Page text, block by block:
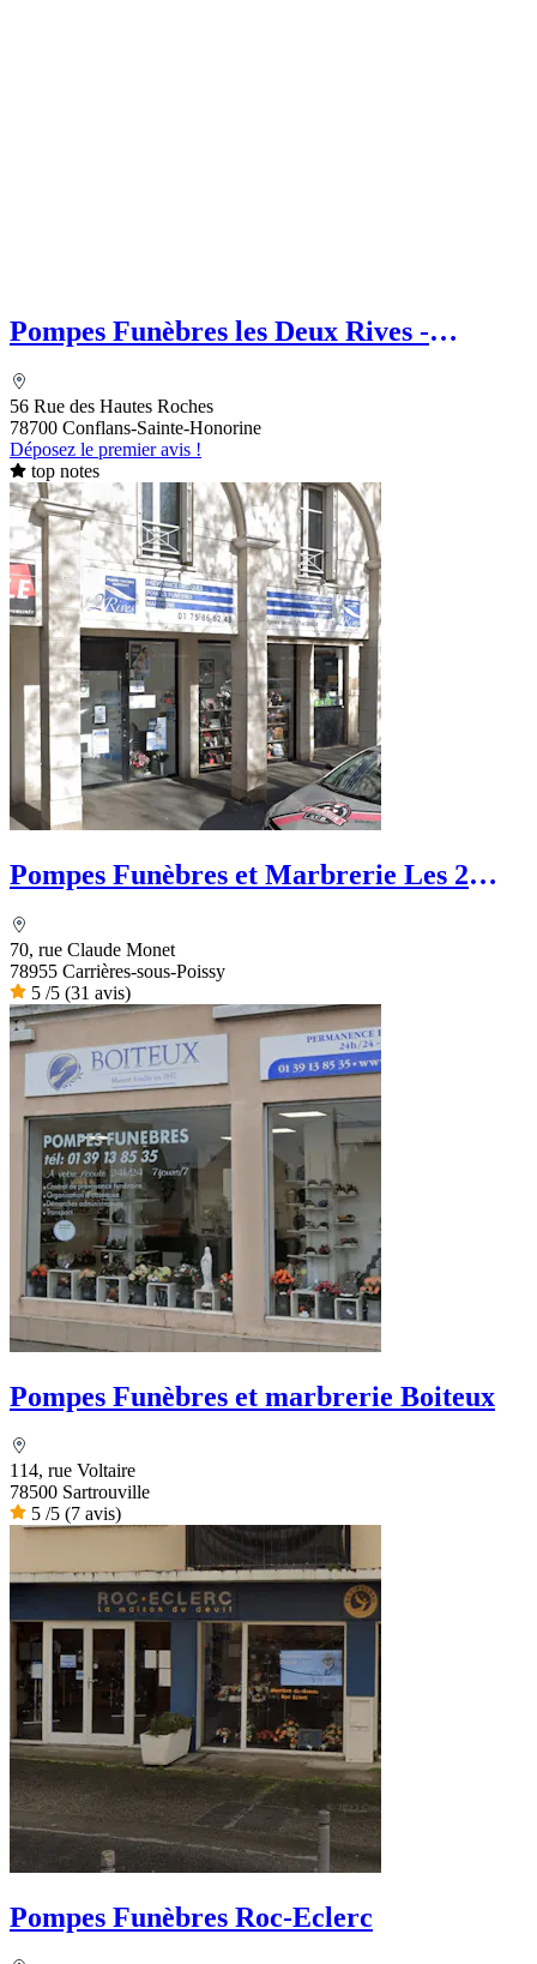
Pompes Funèbres les Deux Rives -
56 Rue des Hautes Roches
78700 Conflans-Sainte-Honorine
Déposez le premier avis !
top notes
Pompes Funèbres et Marbrerie Les 2
70, rue Claude Monet
78955 Carrières-sous-Poissy
5 /5 (31 avis)
Pompes Funèbres et marbrerie Boiteux
114, rue Voltaire
78500 Sartrouville
5 /5 (7 avis)
Pompes Funèbres Roc-Eclerc